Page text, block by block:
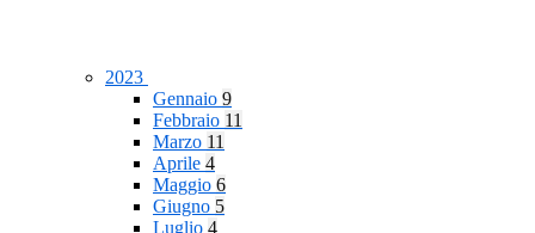
2023
Gennaio 9
Febbraio 11
Marzo 11
Aprile 4
Maggio 6
Giugno 5
Luglio 4